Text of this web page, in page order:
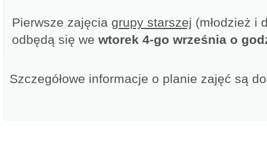
Pierwsze zajęcia grupy starszej (młodzież i
odbędą się we wtorek 4-go września o
Szczegółowe informacje o planie zajęć są